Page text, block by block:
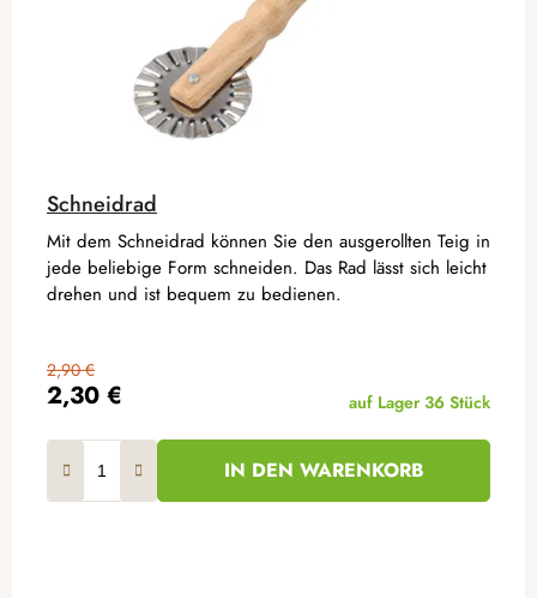
Schneidrad
2,30 €
2,90 €
auf Lager 36 Stück
IN DEN WARENKORB
Mit dem Schneidrad können Sie den ausgerollten Teig in
jede beliebige Form schneiden. Das Rad lässt sich leicht
drehen und ist bequem zu bedienen.